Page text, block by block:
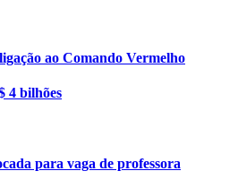
ao Comando Vermelho
4 bilhões
para vaga de professora